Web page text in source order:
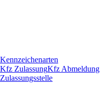
Kennzeichenarten
Kfz ZulassungKfz Abmeldung
Zulassungsstelle